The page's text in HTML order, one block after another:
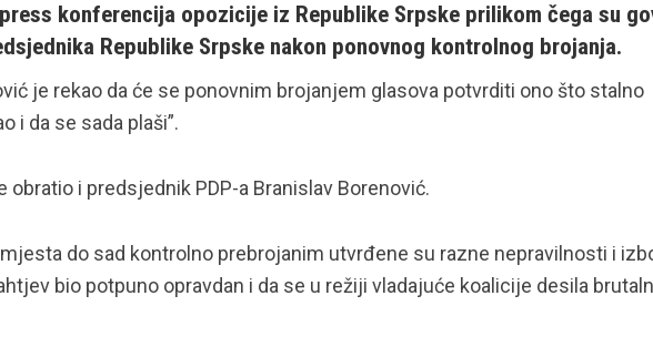
konferencija opozicije iz Republike Srpske prilikom čega su
Republike Srpske nakon ponovnog kontrolnog brojanja.
je rekao da će se ponovnim brojanjem glasova potvrditi ono što stalno
i da se sada plaši”.
i predsjednik PDP-a Branislav Borenović.
do sad kontrolno prebrojanim utvrđene su razne nepravilnosti i
bio potpuno opravdan i da se u režiji vladajuće koalicije desila